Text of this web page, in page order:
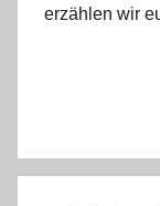
erzählen wir